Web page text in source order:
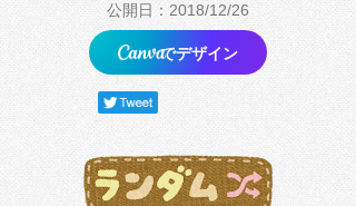
公開日：2018/12/26
でデザイン